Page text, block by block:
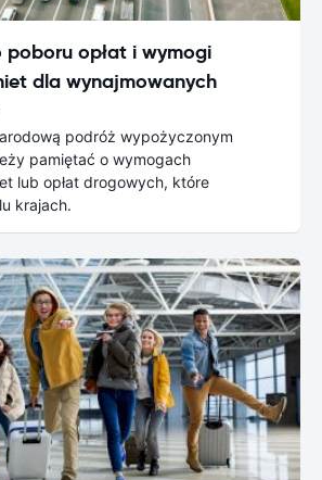
poboru opłat i wymogi
dla wynajmowanych
podróż wypożyczonym
pamiętać o wymogach
lub opłat drogowych, które
krajach.